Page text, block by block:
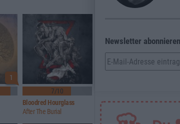
Newsletter abonnieren
1
7/10
Bloodred Hourglass
After The Burial